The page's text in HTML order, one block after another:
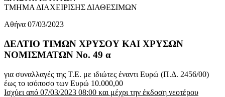
ΤΜΗΜΑ ΔΙΑΧΕΙΡΙΣΗΣ ΔΙΑΘΕΣΙΜΩΝ
Αθήνα 07/03/2023
ΔΕΛΤΙΟ ΤΙΜΩΝ ΧΡΥΣΟΥ ΚΑΙ ΧΡΥΣΩΝ
ΝΟΜΙΣΜΑΤΩΝ No. 49 α
για συναλλαγές της Τ.Ε. με ιδιώτες έναντι Ευρώ (Π.Δ. 2456/00)
έως το ισόποσο των Ευρώ 10.000,00
Ισχύει από 07/03/2023 08:00 και μέχρι την έκδοση νεοτέρου